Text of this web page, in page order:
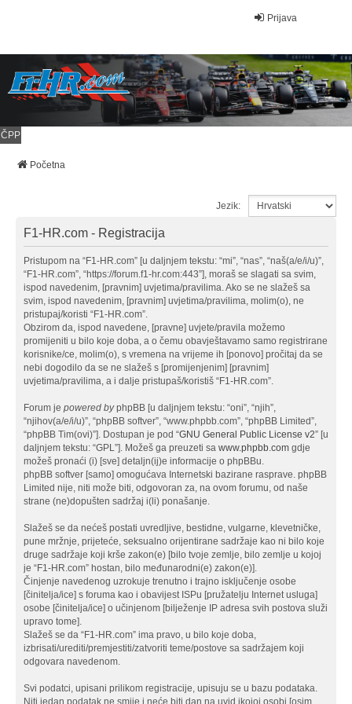
Prijava
ČPP
Početna
Jezik:
F1-HR.com - Registracija
Pristupom na “F1-HR.com” [u daljnjem tekstu: “mi”, “nas”, “naš(a/e/i/u)”,
“F1-HR.com”, “https://forum.f1-hr.com:443”], moraš se slagati sa svim,
ispod navedenim, [pravnim] uvjetima/pravilima. Ako se ne slažeš sa
svim, ispod navedenim, [pravnim] uvjetima/pravilima, molim(o), ne
pristupaj/koristi “F1-HR.com”.
Obzirom da, ispod navedene, [pravne] uvjete/pravila možemo
promijeniti u bilo koje doba, a o čemu obavještavamo samo registrirane
korisnike/ce, molim(o), s vremena na vrijeme ih [ponovo] pročitaj da se
nebi dogodilo da se ne slažeš s [promijenjenim] [pravnim]
uvjetima/pravilima, a i dalje pristupaš/koristiš “F1-HR.com”.
Forum je powered byphpBB [u daljnjem tekstu: “oni”, “njih”,
“njihov(a/e/i/u)”, “phpBB softver”, “www.phpbb.com”, “phpBB Limited”,
“phpBB Tim(ovi)”]. Dostupan je pod “GNU General Public License v2” [u
daljnjem tekstu: “GPL”]. Možeš ga preuzeti sa www.phpbb.com gdje
možeš pronaći (i) [sve] detaljn(ij)e informacije o phpBBu.
phpBB softver [samo] omogućava Internetski bazirane rasprave. phpBB
Limited nije, niti može biti, odgovoran za, na ovom forumu, od naše
strane (ne)dopušten sadržaj i(li) ponašanje.
Slažeš se da nećeš postati uvredljive, bestidne, vulgarne, klevetničke,
pune mržnje, prijeteće, seksualno orijentirane sadržaje kao ni bilo koje
druge sadržaje koji krše zakon(e) [bilo tvoje zemlje, bilo zemlje u kojoj
je “F1-HR.com” hostan, bilo međunarodni(e) zakon(e)].
Činjenje navedenog uzrokuje trenutno i trajno isključenje osobe
[činitelja/ice] s foruma kao i obavijest ISPu [pružatelju Internet usluga]
osobe [činitelja/ice] o učinjenom [bilježenje IP adresa svih postova služi
upravo tome].
Slažeš se da “F1-HR.com” ima pravo, u bilo koje doba,
izbrisati/urediti/premjestiti/zatvoriti teme/postove sa sadržajem koji
odgovara navedenom.
Svi podatci, upisani prilikom registracije, upisuju se u bazu podataka.
Niti jedan podatak ne smije i neće biti dan na uvid ikojoj osobi [osim